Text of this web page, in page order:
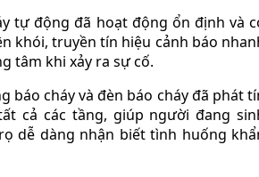
tự động đã hoạt động ổn định và
khói, truyền tín hiệu cảnh báo
tâm khi xảy ra sự cố.
báo cháy và đèn báo cháy đã phát
cả các tầng, giúp người đang
dễ dàng nhận biết tình huống